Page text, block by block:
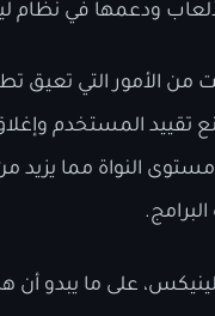
ودعمها في نظام
الأمور التي تعيق
المستخدم
النواة مما يزيد من
على ما يبدو أن